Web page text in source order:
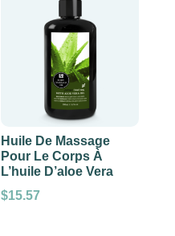
Huile De Massage
Pour Le Corps À
L’huile D’aloe Vera
$15.57